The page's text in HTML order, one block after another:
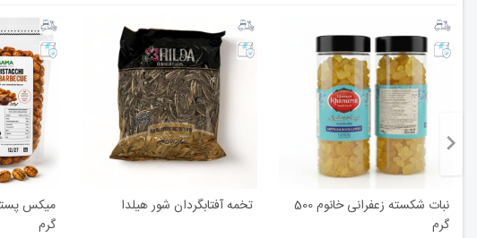
نبات شکسته زعفرانی خانوم‌ 500
گرم
تخمه آفتابگردان شور هیلدا
گرم